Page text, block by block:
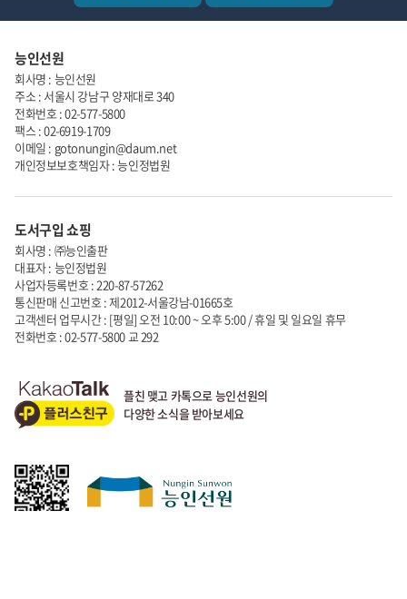
능인선원
회사명 : 능인선원
주소 : 서울시 강남구 양재대로 340
전화번호 : 02-577-5800
팩스 : 02-6919-1709
이메일 : gotonungin@daum.net
개인정보보호책임자 : 능인정법원
도서구입 쇼핑
회사명 : ㈜능인출판
대표자 : 능인정법원
사업자등록번호 : 220-87-57262
통신판매 신고번호 : 제2012-서울강남-01665호
고객센터 업무시간 : [평일] 오전 10:00 ~ 오후 5:00 / 휴일 및 일요일 휴무
전화번호 : 02-577-5800 교 292
플친 맺고 카톡으로 능인선원의
다양한 소식을 받아보세요